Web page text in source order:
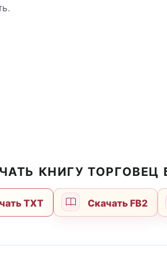
КНИГУ ТОРГОВЕЦ
TXT Скачать FB2